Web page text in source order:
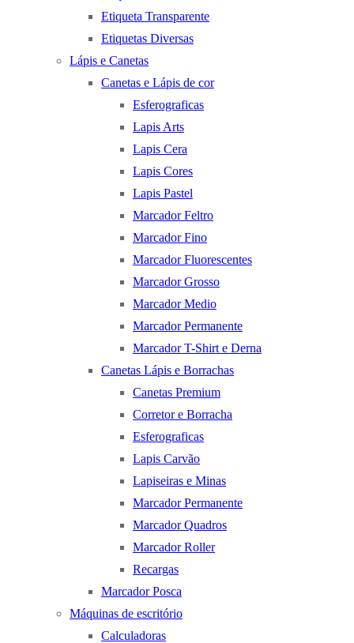
Etiqueta Transparente
Etiquetas Diversas
Lápis e Canetas
Canetas e Lápis de cor
Esferograficas
Lapis Arts
Lapis Cera
Lapis Cores
Lapis Pastel
Marcador Feltro
Marcador Fino
Marcador Fluorescentes
Marcador Grosso
Marcador Medio
Marcador Permanente
Marcador T-Shirt e Derna
Canetas Lápis e Borrachas
Canetas Premium
Corretor e Borracha
Esferograficas
Lapis Carvão
Lapiseiras e Minas
Marcador Permanente
Marcador Quadros
Marcador Roller
Recargas
Marcador Posca
Máquinas de escritório
Calculadoras